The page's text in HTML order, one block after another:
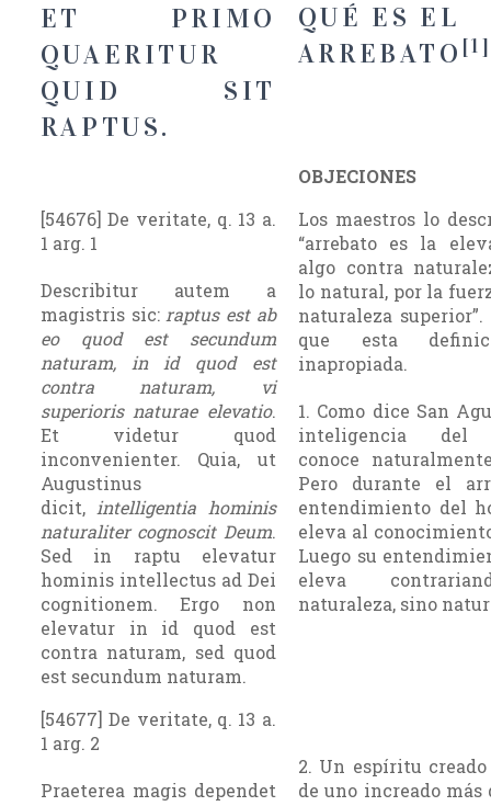
ET PRIMO
QUAERITUR
QUID SIT
RAPTUS.
QUÉ ES EL
ARREBATO
OBJECIONES
[54676] De veritate, q. 13 a.
1 arg. 1
Describitur autem a
magistris sic: raptus est ab
eo quod est secundum
naturam, in id quod est
contra naturam, vi
superioris naturae elevatio.
Et videtur quod
inconvenienter. Quia, ut
Augustinus
dicit, intelligentia hominis
naturaliter cognoscit Deum.
Sed in raptu elevatur
hominis intellectus ad Dei
cognitionem. Ergo non
elevatur in id quod est
contra naturam, sed quod
est secundum naturam.
Los maestros lo
“arrebato es la
algo contra
lo natural, por la
naturaleza superior”.
que esta
inapropiada.
1. Como dice San
inteligencia del
conoce
Pero durante el
entendimiento del
eleva al
Luego su
eleva
naturale­za, sino
[54677] De veritate, q. 13 a.
1 arg. 2
Praeterea magis dependet
2. Un espíritu creado
de uno increado más